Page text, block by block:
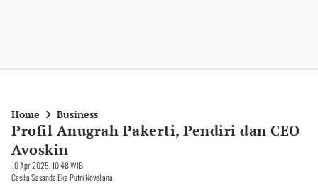
Home Business
Profil Anugrah Pakerti, Pendiri dan CEO
Avoskin
10 Apr 2025, 10:48 WIB
Cesilia Sasanda Eka Putri Noveliana